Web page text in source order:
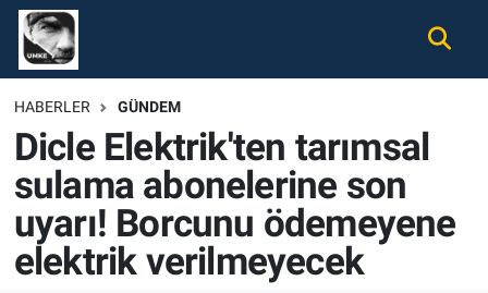
HABERLER GÜNDEM
Dicle Elektrik'ten tarımsal
sulama abonelerine son
uyarı! Borcunu ödemeyene
elektrik verilmeyecek
Gündem
Ekonomi
Spor
Magazin
Nöbetçi Eczaneler
Hava Durumu
Namaz Vakitleri
Trafik Durumu